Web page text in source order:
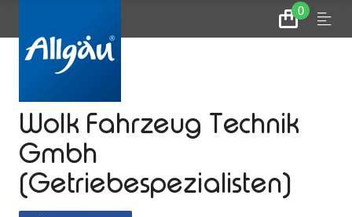
0
Zum
Warenkorb
Menu
Wolk Fahrzeug Technik
Gmbh
(Getriebespezialisten)